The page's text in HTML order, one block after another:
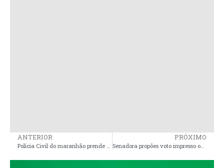
ANTERIOR PRÓXIMO
Senadora propões voto impresso obrigatório nas eleições de 2026